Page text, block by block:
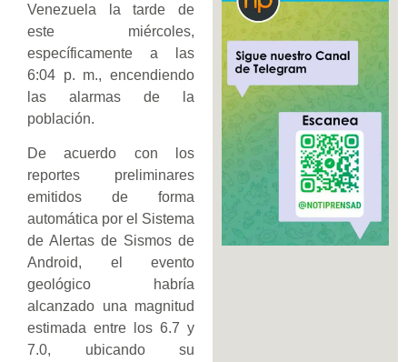
Venezuela la tarde de
este miércoles,
específicamente a las
6:04 p. m., encendiendo
las alarmas de la
población.
De acuerdo con los
reportes preliminares
emitidos de forma
automática por el Sistema
de Alertas de Sismos de
Android, el evento
geológico habría
alcanzado una magnitud
estimada entre los 6.7 y
7.0, ubicando su